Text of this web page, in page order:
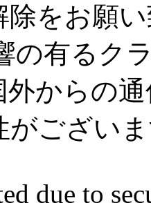
除をお願
の有るク
外からの
がござい
due to